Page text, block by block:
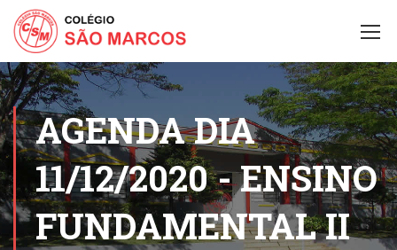
AGENDA DIA
11/12/2020 - ENSINO
FUNDAMENTAL II